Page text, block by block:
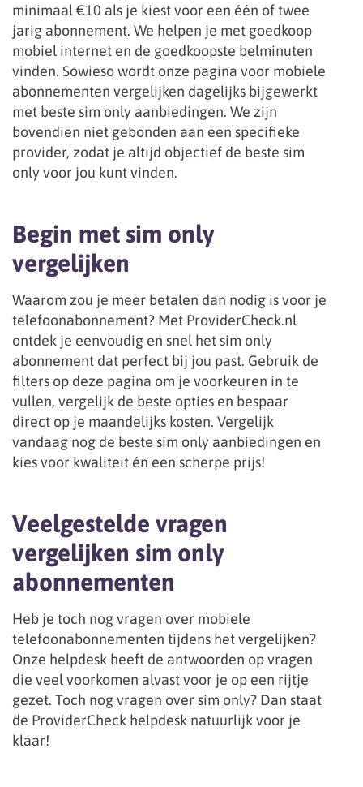
minimaal €10 als je kiest voor een één of twee
jarig abonnement. We helpen je met goedkoop
mobiel internet en de goedkoopste belminuten
vinden. Sowieso wordt onze pagina voor mobiele
abonnementen vergelijken dagelijks bijgewerkt
met beste sim only aanbiedingen. We zijn
bovendien niet gebonden aan een specifieke
provider, zodat je altijd objectief de beste sim
only voor jou kunt vinden.
Begin met sim only
vergelijken
Waarom zou je meer betalen dan nodig is voor je
telefoonabonnement? Met ProviderCheck.nl
ontdek je eenvoudig en snel het sim only
abonnement dat perfect bij jou past. Gebruik de
filters op deze pagina om je voorkeuren in te
vullen, vergelijk de beste opties en bespaar
direct op je maandelijks kosten. Vergelijk
vandaag nog de beste sim only aanbiedingen en
kies voor kwaliteit én een scherpe prijs!
Veelgestelde vragen
vergelijken sim only
abonnementen
Heb je toch nog vragen over mobiele
telefoonabonnementen tijdens het vergelijken?
Onze helpdesk heeft de antwoorden op vragen
die veel voorkomen alvast voor je op een rijtje
gezet. Toch nog vragen over sim only? Dan staat
de ProviderCheck helpdesk natuurlijk voor je
klaar!